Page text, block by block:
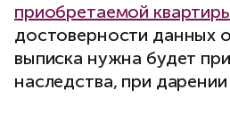
приобретаемой
достоверности данных
выписка нужна будет
наследства, при